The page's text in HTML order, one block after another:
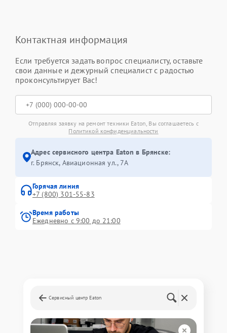
Контактная информация
Если требуется задать вопрос специалисту, оставьте
свои данные и дежурный специалист с радостью
проконсультирует Вас!
Отправляя заявку на ремонт техники Eaton, Вы соглашаетесь с
Политикой конфиденциальности
Адрес сервисного центра Eaton в Брянске:
г. Брянск, Авиационная ул., 7А
Горячая линия
+7 (800) 301-55-83
Время работы
Ежедневно с 9:00 до 21:00
Сервисный центр Eaton